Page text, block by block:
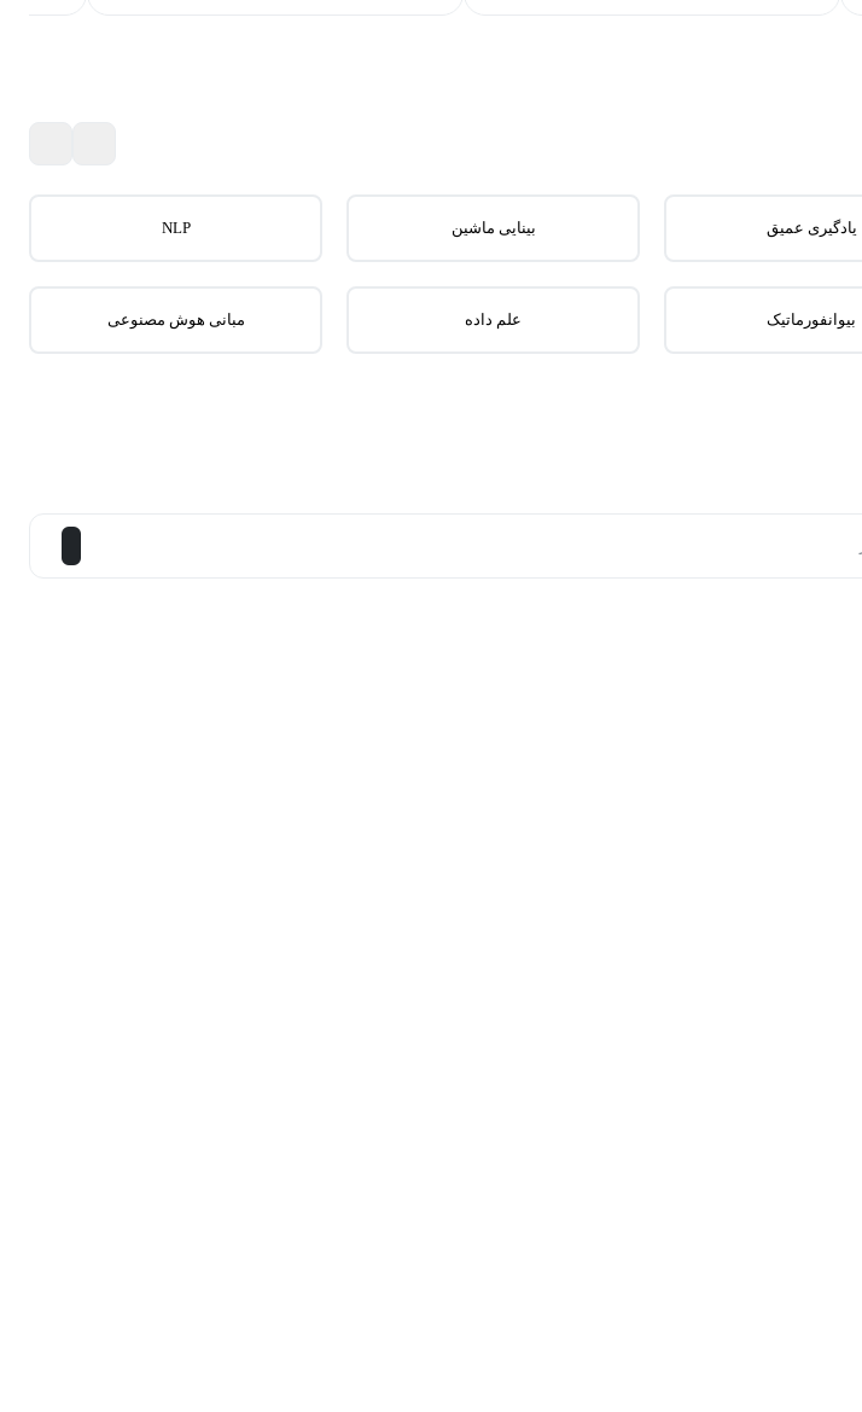
یادگیری عمیق بینایی ماشین NLP
بیوانفورماتیک علم داده مبانی هوش مصنوعی